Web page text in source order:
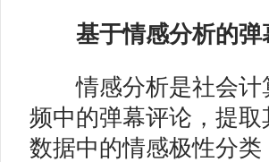
基于情感分析的弹
情感分析是社会计
频中的弹幕评论，提
数据中的情感极性分